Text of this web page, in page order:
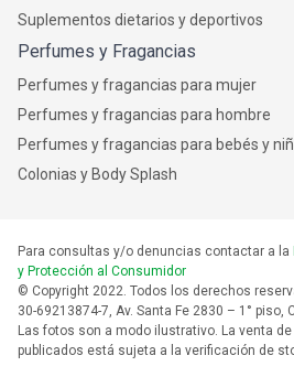
Suplementos dietarios y deportivos
Perfumes y Fragancias
Perfumes y fragancias para mujer
Perfumes y fragancias para hombre
Perfumes y fragancias para bebés y
Colonias y Body Splash
Para consultas y/o denuncias contactar a la
y Protección al Consumidor
© Copyright 2022. Todos los derechos
30-69213874-7, Av. Santa Fe 2830 – 1° piso,
Las fotos son a modo ilustrativo. La venta
publicados está sujeta a la verificación de